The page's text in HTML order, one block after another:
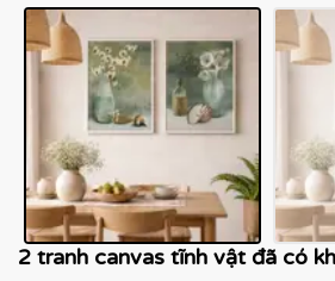
2 tranh canvas tĩnh vật đã có